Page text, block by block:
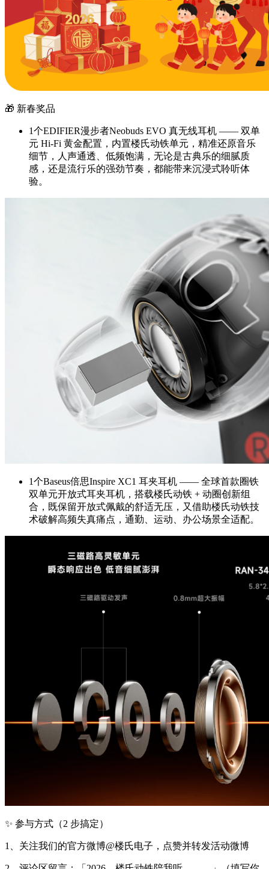
🎁 新春奖品
1个EDIFIER漫步者Neobuds EVO 真无线耳机 —— 双单
元 Hi-Fi 黄金配置，内置楼氏动铁单元，精准还原音乐
细节，人声通透、低频饱满，无论是古典乐的细腻质
感，还是流行乐的强劲节奏，都能带来沉浸式聆听体
验。
1个Baseus倍思Inspire XC1 耳夹耳机 —— 全球首款圈铁
双单元开放式耳夹耳机，搭载楼氏动铁 + 动圈创新组
合，既保留开放式佩戴的舒适无压，又借助楼氏动铁技
术破解高频失真痛点，通勤、运动、办公场景全适配。
✨ 参与方式（2 步搞定）
1、关注我们的官方微博@楼氏电子，点赞并转发活动微博